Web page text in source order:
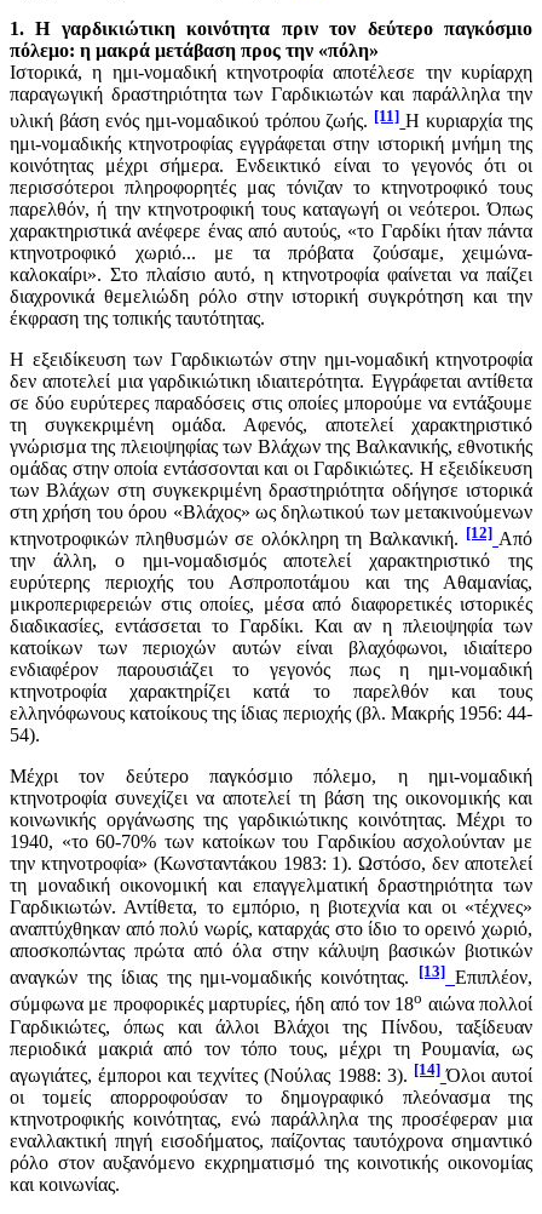
1. Η γαρδικιώτικη κοινότητα πριν τον δεύτερο παγκόσμιο
πόλεμο: η μακρά μετάβαση προς την «πόλη»
Ιστορικά, η ημι-νομαδική κτηνοτροφία αποτέλεσε την κυρίαρχη
παραγωγική δραστηριότητα των Γαρδικιωτών και παράλληλα την
υλική βάση ενός ημι-νομαδικού τρόπου ζωής. [11] Η κυριαρχία της
ημι-νομαδικής κτηνοτροφίας εγγράφεται στην ιστορική μνήμη της
κοινότητας μέχρι σήμερα. Ενδεικτικό είναι το γεγονός ότι οι
περισσότεροι πληροφορητές μας τόνιζαν το κτηνοτροφικό τους
παρελθόν, ή την κτηνοτροφική τους καταγωγή οι νεότεροι. Όπως
χαρακτηριστικά ανέφερε ένας από αυτούς, «το Γαρδίκι ήταν πάντα
κτηνοτροφικό χωριό... με τα πρόβατα ζούσαμε, χειμώνα-
καλοκαίρι». Στο πλαίσιο αυτό, η κτηνοτροφία φαίνεται να παίζει
διαχρονικά θεμελιώδη ρόλο στην ιστορική συγκρότηση και την
έκφραση της τοπικής ταυτότητας.
Η εξειδίκευση των Γαρδικιωτών στην ημι-νομαδική κτηνοτροφία
δεν αποτελεί μια γαρδικιώτικη ιδιαιτερότητα. Εγγράφεται αντίθετα
σε δύο ευρύτερες παραδόσεις στις οποίες μπορούμε να εντάξουμε
τη συγκεκριμένη ομάδα. Αφενός, αποτελεί χαρακτηριστικό
γνώρισμα της πλειοψηφίας των Βλάχων της Βαλκανικής, εθνοτικής
ομάδας στην οποία εντάσσονται και οι Γαρδικιώτες. Η εξειδίκευση
των Βλάχων στη συγκεκριμένη δραστηριότητα οδήγησε ιστορικά
στη χρήση του όρου «Βλάχος» ως δηλωτικού των μετακινούμενων
κτηνοτροφικών πληθυσμών σε ολόκληρη τη Βαλκανική. [12] Από
την άλλη, ο ημι-νομαδισμός αποτελεί χαρακτηριστικό της
ευρύτερης περιοχής του Ασπροποτάμου και της Αθαμανίας,
μικροπεριφερειών στις οποίες, μέσα από διαφορετικές ιστορικές
διαδικασίες, εντάσσεται το Γαρδίκι. Και αν η πλειοψηφία των
κατοίκων των περιοχών αυτών είναι βλαχόφωνοι, ιδιαίτερο
ενδιαφέρον παρουσιάζει το γεγονός πως η ημι-νομαδική
κτηνοτροφία χαρακτηρίζει κατά το παρελθόν και τους
ελληνόφωνους κατοίκους της ίδιας περιοχής (βλ. Μακρής 1956: 44-
54).
Μέχρι τον δεύτερο παγκόσμιο πόλεμο, η ημι-νομαδική
κτηνοτροφία συνεχίζει να αποτελεί τη βάση της οικονομικής και
κοινωνικής οργάνωσης της γαρδικιώτικης κοινότητας. Μέχρι το
1940, «το 60-70% των κατοίκων του Γαρδικίου ασχολούνταν με
την κτηνοτροφία» (Κωνσταντάκου 1983: 1). Ωστόσο, δεν αποτελεί
τη μοναδική οικονομική και επαγγελματική δραστηριότητα των
Γαρδικιωτών. Αντίθετα, το εμπόριο, η βιοτεχνία και οι «τέχνες»
αναπτύχθηκαν από πολύ νωρίς, καταρχάς στο ίδιο το ορεινό χωριό,
αποσκοπώντας πρώτα από όλα στην κάλυψη βασικών βιοτικών
αναγκών της ίδιας της ημι-νομαδικής κοινότητας.
[13] Επιπλέον,
σύμφωνα με προφορικές μαρτυρίες, ήδη από τον 18ο αιώνα πολλοί
Γαρδικιώτες, όπως και άλλοι Βλάχοι της Πίνδου, ταξίδευαν
περιοδικά μακριά από τον τόπο τους, μέχρι τη Ρουμανία, ως
αγωγιάτες, έμποροι και τεχνίτες (Νούλας 1988: 3). [14] Όλοι αυτοί
οι τομείς απορροφούσαν το δημογραφικό πλεόνασμα της
κτηνοτροφικής κοινότητας, ενώ παράλληλα της προσέφεραν μια
εναλλακτική πηγή εισοδήματος, παίζοντας ταυτόχρονα σημαντικό
ρόλο στον αυξανόμενο εκχρηματισμό της κοινοτικής οικονομίας
και κοινωνίας.